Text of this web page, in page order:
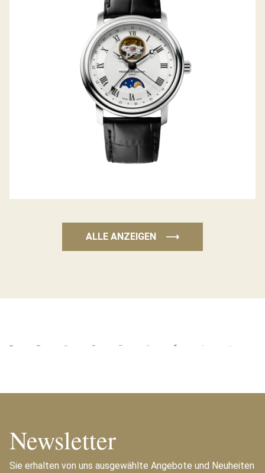
CLASSICS HEART BEAT MOONPHASE
ALLE ANZEIGEN ⟶
Newsletter
Sie erhalten von uns ausgewählte Angebote und Neuheiten